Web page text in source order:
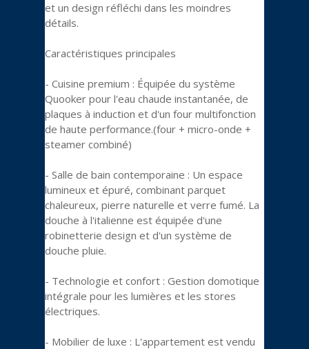
et un design réfléchi dans les moindres
détails.
Caractéristiques principales
- Cuisine premium : Équipée du système
Quooker pour l'eau chaude instantanée, de
plaques à induction et d'un four multifonction
de haute performance.(four + micro-onde +
steamer combiné)
- Salle de bain contemporaine : Un espace
lumineux et épuré, combinant parquet
chaleureux, pierre naturelle et verre fumé. La
douche à l'italienne est équipée d'une
robinetterie design et d'un système de
douche pluie.
- Technologie et confort : Gestion domotique
intégrale pour les lumières et les stores
électriques.
- Mobilier de luxe : L'appartement est vendu